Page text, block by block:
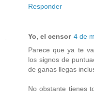
Responder
Yo, el censor 4 de
Parece que ya te
los signos de
de ganas llegas
No obstante tienes